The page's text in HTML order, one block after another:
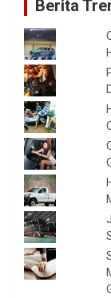
Berita